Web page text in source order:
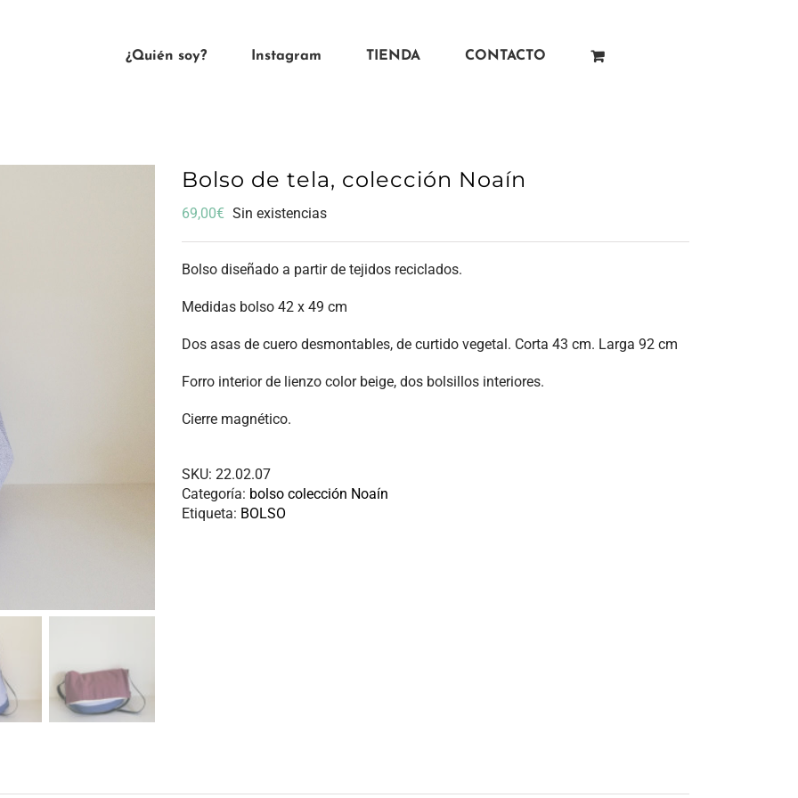
¿Quién soy? Instagram TIENDA CONTACTO
Bolso de tela, colección Noaín
69,00€ Sin existencias
Bolso diseñado a partir de tejidos reciclados.
Medidas bolso 42 x 49 cm
Dos asas de cuero desmontables, de curtido vegetal. Corta 43 cm. Larga 92 cm
Forro interior de lienzo color beige, dos bolsillos interiores.
Cierre magnético.
SKU: 22.02.07
Categoría: bolso colección Noaín
Etiqueta: BOLSO